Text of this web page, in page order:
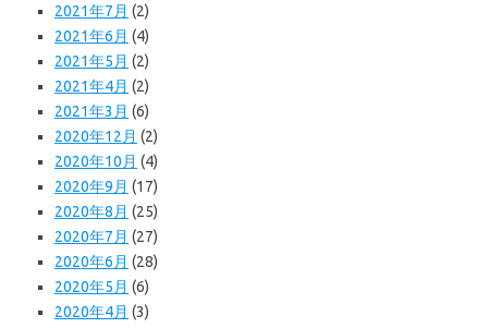
2021年7月 (2)
2021年6月 (4)
2021年5月 (2)
2021年4月 (2)
2021年3月 (6)
2020年12月 (2)
2020年10月 (4)
2020年9月 (17)
2020年8月 (25)
2020年7月 (27)
2020年6月 (28)
2020年5月 (6)
2020年4月 (3)